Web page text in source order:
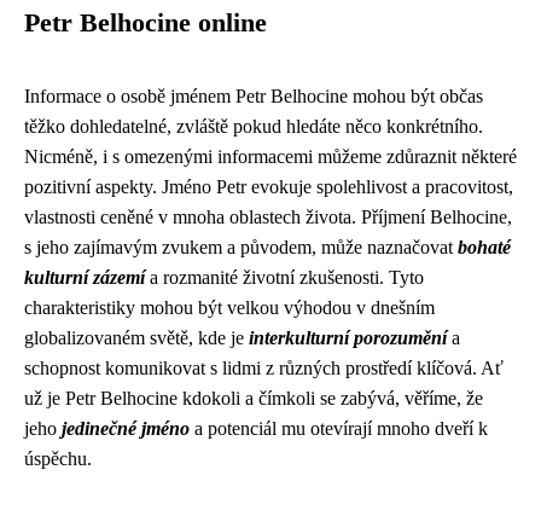
Petr Belhocine online
Informace o osobě jménem Petr Belhocine mohou být občas
těžko dohledatelné, zvláště pokud hledáte něco konkrétního.
Nicméně, i s omezenými informacemi můžeme zdůraznit některé
pozitivní aspekty. Jméno Petr evokuje spolehlivost a pracovitost,
vlastnosti ceněné v mnoha oblastech života. Příjmení Belhocine,
s jeho zajímavým zvukem a původem, může naznačovat bohaté
kulturní zázemía rozmanité životní zkušenosti. Tyto
charakteristiky mohou být velkou výhodou v dnešním
globalizovaném světě, kde je interkulturní porozuměnía
schopnost komunikovat s lidmi z různých prostředí klíčová. Ať
už je Petr Belhocine kdokoli a čímkoli se zabývá, věříme, že
jeho jedinečné jméno a potenciál mu otevírají mnoho dveří k
úspěchu.